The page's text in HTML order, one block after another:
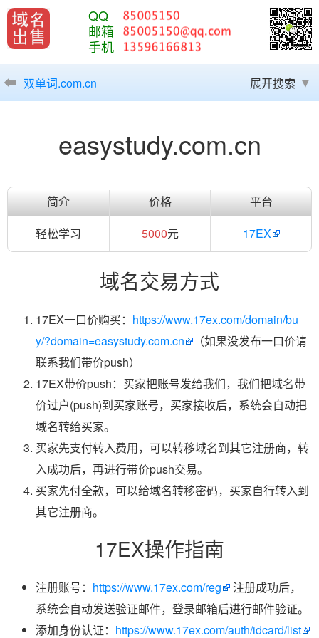
QQ
邮箱
手机
双单词.com.cn 展开搜索
easystudy.com.cn
简介 价格
平台
轻松学习
5000元 17EX
域名交易方式
17EX一口价购买： https://www.17ex.com/domain/bu
y/?domain=easystudy.com.cn
（如果没发布一口价请
联系我们带价push）
17EX带价push：买家把账号发给我们，我们把域名带
价过户(push)到买家账号，买家接收后，系统会自动把
域名转给买家。
买家先支付转入费用，可以转移域名到其它注册商，转
入成功后，再进行带价push交易。
买家先付全款，可以给域名转移密码，买家自行转入到
其它注册商。
17EX操作指南
注册账号： https://www.17ex.com/reg
注册成功后，
系统会自动发送验证邮件，登录邮箱后进行邮件验证。
添加身份认证： https://www.17ex.com/auth/idcard/list